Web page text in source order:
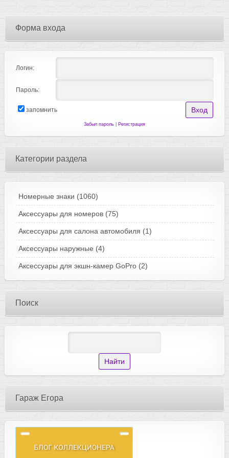
Форма входа
Логин:
Пароль:
запомнить
Забыл пароль| Регистрация
Категории раздела
Номерные знаки (1060)
Аксессуары для номеров (75)
Аксессуары для салона автомобиля (1)
Аксессуары наружные (4)
Аксессуары для экшн-камер GoPro (2)
Поиск
Гараж Егора